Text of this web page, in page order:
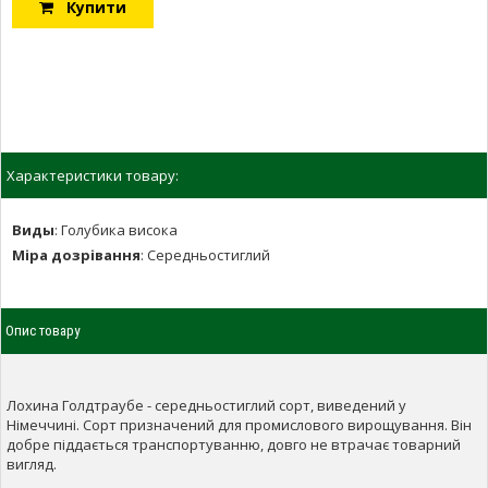
Купити
Характеристики товару:
Виды: Голубика висока
Міра дозрівання: Середньостиглий
Опис товару
Лохина Голдтраубе - середньостиглий сорт, виведений у
Німеччині. Сорт призначений для промислового вирощування. Він
добре піддається транспортуванню, довго не втрачає товарний
вигляд.